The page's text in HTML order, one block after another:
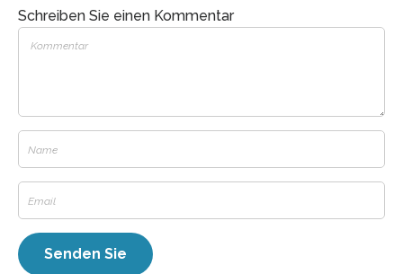
Schreiben Sie einen Kommentar